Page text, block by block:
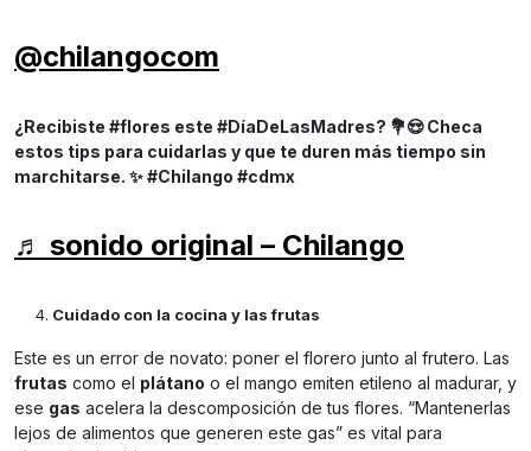
@chilangocom
¿Recibiste #flores este #DíaDeLasMadres? 💐😍 Checa
estos tips para cuidarlas y que te duren más tiempo sin
marchitarse. ✨ #Chilango #cdmx
♬ sonido original – Chilango
Cuidado con la cocina y las frutas
Este es un error de novato: poner el florero junto al frutero. Las
frutas como el plátano o el mango emiten etileno al madurar, y
ese gas acelera la descomposición de tus flores. “Mantenerlas
lejos de alimentos que generen este gas” es vital para